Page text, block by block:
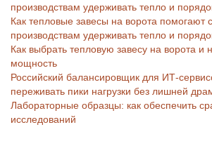
производствам удерживать тепло и
Как тепловые завесы на ворота помогают
производствам удерживать тепло и
Как выбрать тепловую завесу на ворота и
мощность
Российский балансировщик для ИТ-
переживать пики нагрузки без лишней
Лабораторные образцы: как обеспечить
исследований